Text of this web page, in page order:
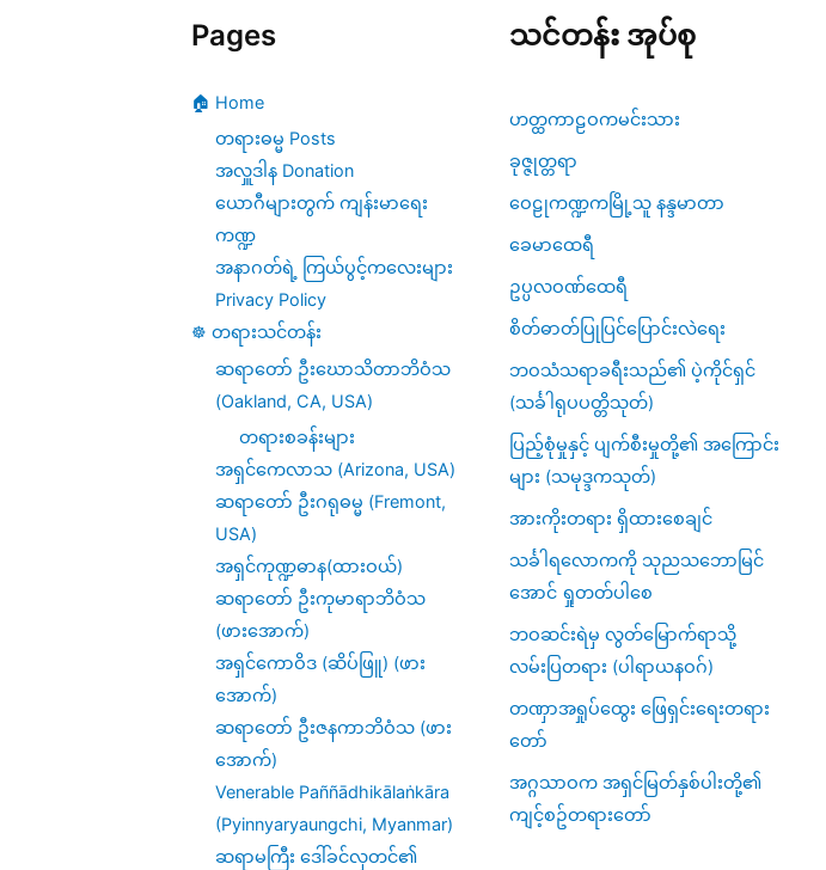
များ
–
ရိ
ယမှ
ရှောင်ကြဉ်
အာ
ပါ
ပထမ
တု
(၂)
Pages
🏠 Home
တရားဓမ္မ Posts
အလှူဒါန Donation
ယောဂီများတွက် ကျန်းမာရေး
ကဏ္ဍ
အနာဂတ်ရဲ့ ကြယ်ပွင့်ကလေးများ
Privacy Policy
☸️ တရားသင်တန်း
ဆရာတော် ဦးဃောသိတာဘိဝံသ
(Oakland, CA, USA)
တရားစခန်းများ
အရှင်ကေလာသ (Arizona, USA)
ဆရာတော် ဦးဂရုဓမ္မ (Fremont,
USA)
အရှင်ကုဏ္ဍဓာန(ထားဝယ်)
ဆရာတော် ဦးကုမာရာဘိဝံသ
(ဖားအောက်)
အရှင်ကောဝိဒ (ဆိပ်ဖြူ) (ဖား
အောက်)
ဆရာတော် ဦးဇနကာဘိဝံသ (ဖား
အောက်)
Venerable Paññādhikālaṅkāra
(Pyinnyaryaungchi, Myanmar)
ဆရာမကြီး ဒေါ်ခင်လှတင်၏
သင်တန်း အုပ်စု
ဟတ္ထကာဠဝကမင်းသား
ခုဇ္ဇုတ္တရာ
ဝေဠုကဏ္ဍကမြို့သူ နန္ဒမာတာ
ခေမာထေရီ
ဥပ္ပလဝဏ်ထေရီ
စိတ်ဓာတ်ပြုပြင်ပြောင်းလဲရေး
ဘဝသံသရာခရီးသည်၏ ပဲ့ကိုင်ရှင်
(သင်္ခါရုပပတ္တိသုတ်)
ပြည့်စုံမှုနှင့် ပျက်စီးမှုတို့၏ အကြောင်း
များ (သမုဒ္ဒကသုတ်)
အားကိုးတရား ရှိထားစေချင်
သင်္ခါရလောကကို သုညသဘောမြင်
အောင် ရှုတတ်ပါစေ
ဘဝဆင်းရဲမှ လွတ်မြောက်ရာသို့
လမ်းပြတရား (ပါရာယနဝဂ်)
တဏှာအရှုပ်ထွေး ဖြေရှင်းရေးတရား
တော်
အဂ္ဂသာဝက အရှင်မြတ်နှစ်ပါးတို့၏
ကျင့်စဥ်တရားတော်